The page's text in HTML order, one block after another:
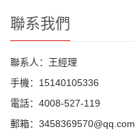
聯系我們
聯系人：王經理
手機：15140105336
電話：4008-527-119
郵箱：3458369570@qq.com